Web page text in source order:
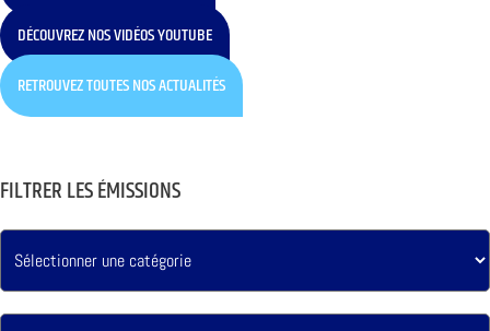
DÉCOUVREZ NOS VIDÉOS YOUTUBE
RETROUVEZ TOUTES NOS ACTUALITÉS
FILTRER LES ÉMISSIONS